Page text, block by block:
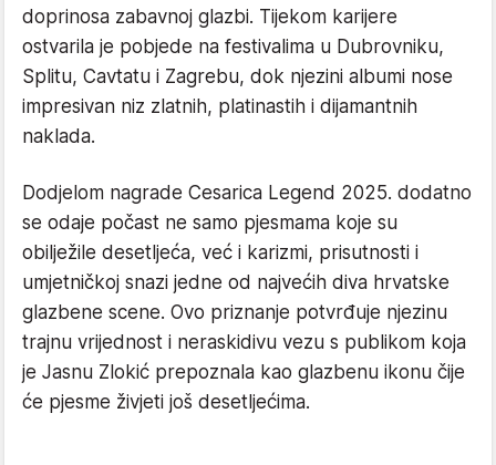
doprinosa zabavnoj glazbi. Tijekom karijere
ostvarila je pobjede na festivalima u Dubrovniku,
Splitu, Cavtatu i Zagrebu, dok njezini albumi nose
impresivan niz zlatnih, platinastih i dijamantnih
naklada.
Dodjelom nagrade Cesarica Legend 2025. dodatno
se odaje počast ne samo pjesmama koje su
obilježile desetljeća, već i karizmi, prisutnosti i
umjetničkoj snazi jedne od najvećih diva hrvatske
glazbene scene. Ovo priznanje potvrđuje njezinu
trajnu vrijednost i neraskidivu vezu s publikom koja
je Jasnu Zlokić prepoznala kao glazbenu ikonu čije
će pjesme živjeti još desetljećima.